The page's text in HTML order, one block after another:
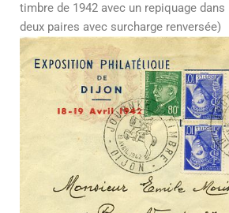
timbre de 1942 avec un repiquage dans
deux paires avec surcharge renversée)